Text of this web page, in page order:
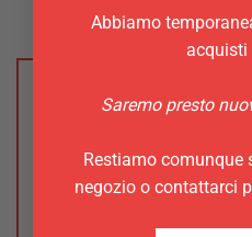
Abbiamo
acquisti
Saremo presto
Restiamo comunque
negozio o contattarci
Recensisci per primo
Devieffettuare l’accesso
recensione.